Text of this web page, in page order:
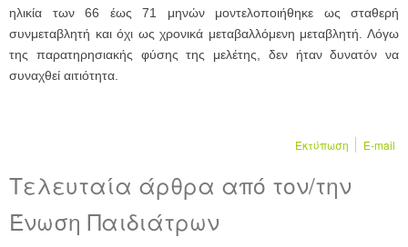
ηλικία των 66 έως 71 μηνών μοντελοποιήθηκε ως σταθερή
συνμεταβλητή και όχι ως χρονικά μεταβαλλόμενη μεταβλητή. Λόγω
της παρατηρησιακής φύσης της μελέτης, δεν ήταν δυνατόν να
συναχθεί αιτιότητα.
Εκτύπωση E-mail
Τελευταία άρθρα από τον/την
Ένωση Παιδιάτρων